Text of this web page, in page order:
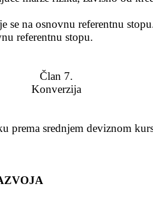
se na osnovnu referentnu
referentnu stopu.
Član 7.
Konverzija
srednjem deviznom